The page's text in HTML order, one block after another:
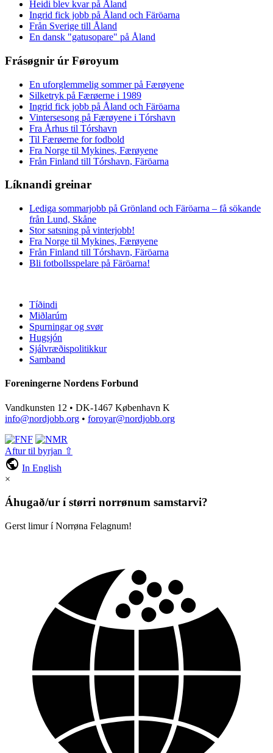
Heidi blev kvar på Åland
Ingrid fick jobb på Åland och Färöarna
Från Sverige till Åland
En dansk "gatusopare" på Åland
Frásøgnir úr Føroyum
En uforglemmelig sommer på Færøyene
Silketryk på Færøerne i 1989
Ingrid fick jobb på Åland och Färöarna
Vintersesong på Færøyene i Tórshavn
Fra Århus til Tórshavn
Til Færøerne for fodbold
Fra Norge til Mykines, Færøyene
Från Finland till Tórshavn, Färöarna
Líknandi greinar
Lediga sommarjobb på Grönland och Färöarna – få sökande
från Lund, Skåne
Stor satsning på vinterjobb!
Fra Norge til Mykines, Færøyene
Från Finland till Tórshavn, Färöarna
Bli fotbollsspelare på Färöarna!
Tíðindi
Miðlarúm
Spurningar og svør
Hugsjón
Sjálvræðispolitikkur
Samband
Foreningerne Nordens Forbund
Vandkunsten 12 • DK-1467 København K
info@nordjobb.org • foroyar@nordjobb.org
Aftur til byrjan ⇧
public In English
×
Áhugað/ur í størri norrønum samstarvi?
Gerst limur í Norrøna Felagnum!